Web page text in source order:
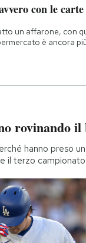
con le
un affarone, con
è ancora
rovinando il
hanno preso
il terzo